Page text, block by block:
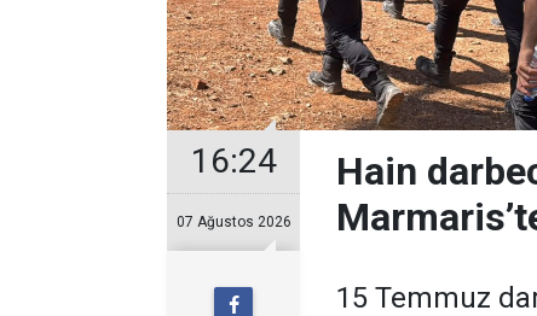
16:24
07 Ağustos 2026
Hain
15 Temmuz